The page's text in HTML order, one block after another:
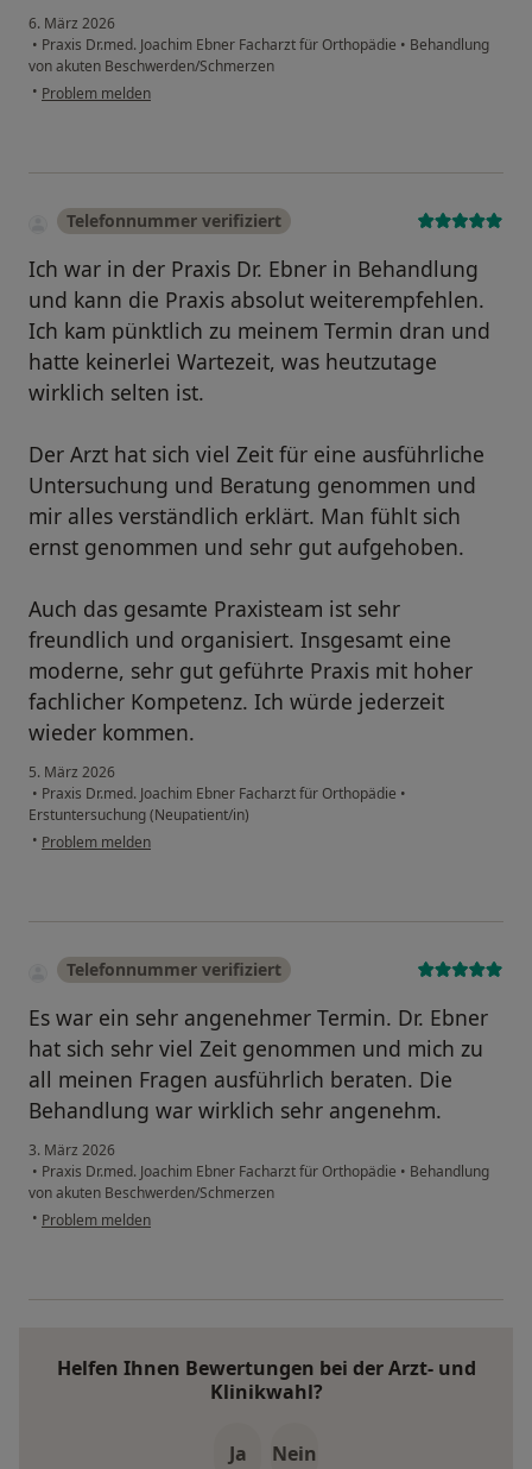
6. März 2026
• Praxis Dr.med. Joachim Ebner Facharzt für Orthopädie • Behandlung
von akuten Beschwerden/Schmerzen
• Problem melden
Telefonnummer verifiziert
Ich war in der Praxis Dr. Ebner in Behandlung
und kann die Praxis absolut weiterempfehlen.
Ich kam pünktlich zu meinem Termin dran und
hatte keinerlei Wartezeit, was heutzutage
wirklich selten ist.
Der Arzt hat sich viel Zeit für eine ausführliche
Untersuchung und Beratung genommen und
mir alles verständlich erklärt. Man fühlt sich
ernst genommen und sehr gut aufgehoben.
Auch das gesamte Praxisteam ist sehr
freundlich und organisiert. Insgesamt eine
moderne, sehr gut geführte Praxis mit hoher
fachlicher Kompetenz. Ich würde jederzeit
wieder kommen.
5. März 2026
• Praxis Dr.med. Joachim Ebner Facharzt für Orthopädie •
Erstuntersuchung (Neupatient/in)
• Problem melden
Telefonnummer verifiziert
Es war ein sehr angenehmer Termin. Dr. Ebner
hat sich sehr viel Zeit genommen und mich zu
all meinen Fragen ausführlich beraten. Die
Behandlung war wirklich sehr angenehm.
3. März 2026
• Praxis Dr.med. Joachim Ebner Facharzt für Orthopädie • Behandlung
von akuten Beschwerden/Schmerzen
• Problem melden
Helfen Ihnen Bewertungen bei der Arzt- und
Klinikwahl?
Ja Nein